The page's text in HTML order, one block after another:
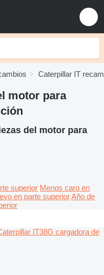
Caterpillar IT
motor para
del motor para
superior Menos caro en
en parte superiorAño de